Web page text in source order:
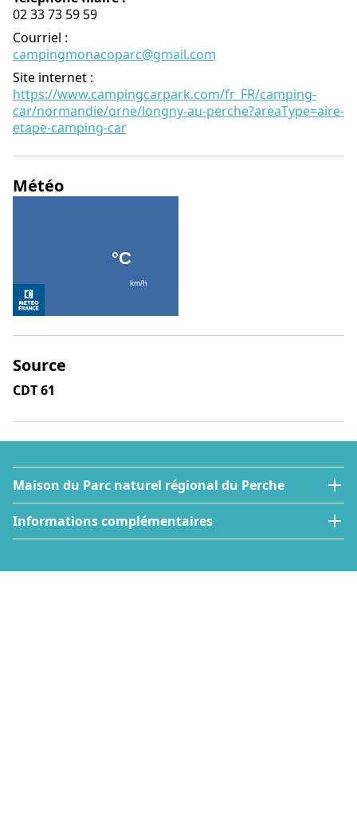
02 33 73 59 59
Courriel :
campingmonacoparc@gmail.com
Site internet :
https://www.campingcarpark.com/fr_FR/camping-
car/normandie/orne/longny-au-perche?areaType=aire-
etape-camping-car
Météo
Source
CDT 61
Maison du Parc naturel régional du Perche
Informations complémentaires